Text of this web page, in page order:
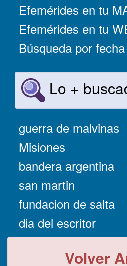
Efemérides en tu
Efemérides en tu
Búsqueda por fecha
Lo +
guerra de malvinas
Misiones
bandera argentina
san martin
fundacion de salta
dia del escritor
Volver